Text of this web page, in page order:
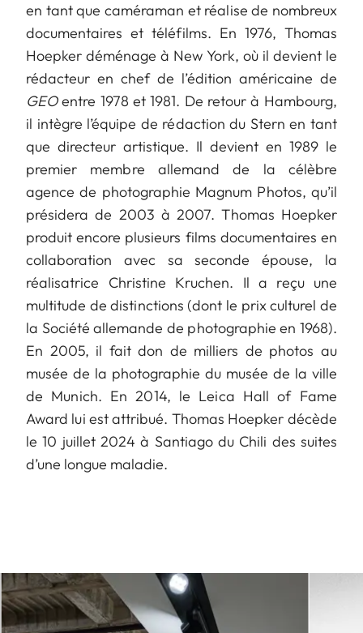
en tant que caméraman et réalise de nombreux
documentaires et téléfilms. En 1976, Thomas
Hoepker déménage à New York, où il devient le
rédacteur en chef de l’édition américaine de
GEOentre 1978 et 1981. De retour à Hambourg,
il intègre l’équipe de rédaction du Stern en tant
que directeur artistique. Il devient en 1989 le
premier membre allemand de la célèbre
agence de photographie Magnum Photos, qu’il
présidera de 2003 à 2007. Thomas Hoepker
produit encore plusieurs films documentaires en
collaboration avec sa seconde épouse, la
réalisatrice Christine Kruchen. Il a reçu une
multitude de distinctions (dont le prix culturel de
la Société allemande de photographie en 1968).
En 2005, il fait don de milliers de photos au
musée de la photographie du musée de la ville
de Munich. En 2014, le Leica Hall of Fame
Award lui est attribué. Thomas Hoepker décède
le 10 juillet 2024 à Santiago du Chili des suites
d’une longue maladie.